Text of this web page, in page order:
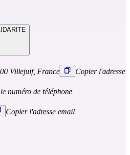
Villejuif, France Copier l'adresse
numéro de téléphone
Copier l'adresse email